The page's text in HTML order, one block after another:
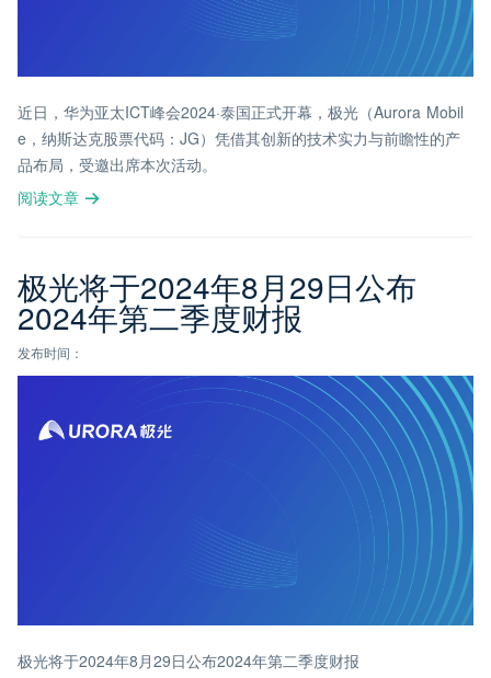
近日，华为亚太ICT峰会2024·泰国正式开幕，极光（Aurora Mobil
e，纳斯达克股票代码：JG）凭借其创新的技术实力与前瞻性的产
品布局，受邀出席本次活动。
阅读文章
极光将于2024年8月29日公布
2024年第二季度财报
发布时间：
极光将于2024年8月29日公布2024年第二季度财报